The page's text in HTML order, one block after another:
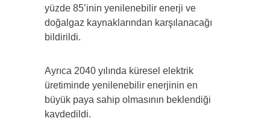
yüzde 85’inin yenilenebilir enerji ve
doğalgaz kaynaklarından karşılanacağı
bildirildi.
Ayrıca 2040 yılında küresel elektrik
üretiminde yenilenebilir enerjinin en
büyük paya sahip olmasının beklendiği
kaydedildi.